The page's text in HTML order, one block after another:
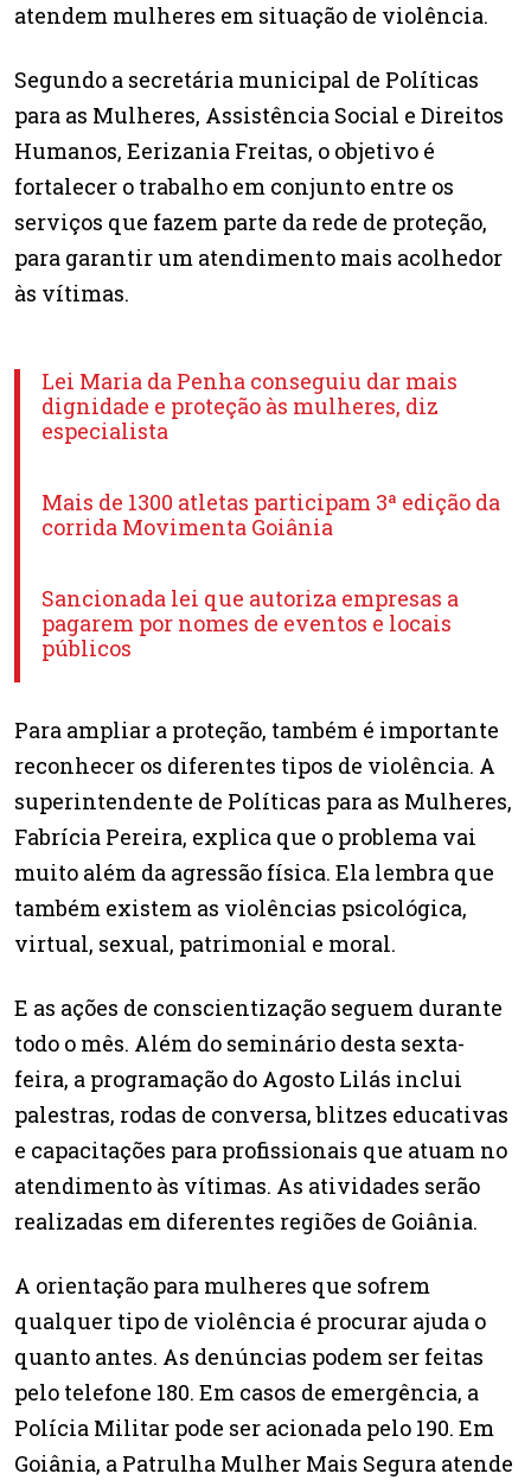
atendem mulheres em situação de violência.
Segundo a secretária municipal de Políticas
para as Mulheres, Assistência Social e Direitos
Humanos, Eerizania Freitas, o objetivo é
fortalecer o trabalho em conjunto entre os
serviços que fazem parte da rede de proteção,
para garantir um atendimento mais acolhedor
às vítimas.
Lei Maria da Penha conseguiu dar mais
dignidade e proteção às mulheres, diz
especialista
Mais de 1300 atletas participam 3ª edição da
corrida Movimenta Goiânia
Sancionada lei que autoriza empresas a
pagarem por nomes de eventos e locais
públicos
Para ampliar a proteção, também é importante
reconhecer os diferentes tipos de violência. A
superintendente de Políticas para as Mulheres,
Fabrícia Pereira, explica que o problema vai
muito além da agressão física. Ela lembra que
também existem as violências psicológica,
virtual, sexual, patrimonial e moral.
E as ações de conscientização seguem durante
todo o mês. Além do seminário desta sexta-
feira, a programação do Agosto Lilás inclui
palestras, rodas de conversa, blitzes educativas
e capacitações para profissionais que atuam no
atendimento às vítimas. As atividades serão
realizadas em diferentes regiões de Goiânia.
A orientação para mulheres que sofrem
qualquer tipo de violência é procurar ajuda o
quanto antes. As denúncias podem ser feitas
pelo telefone 180. Em casos de emergência, a
Polícia Militar pode ser acionada pelo 190. Em
Goiânia, a Patrulha Mulher Mais Segura atende